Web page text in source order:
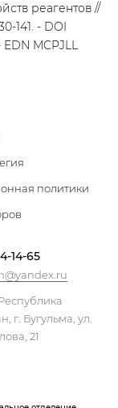
реагентов //
141. - DOI
EDN MCPJLL
политики
14-65
г. Бугульма, ул.
21